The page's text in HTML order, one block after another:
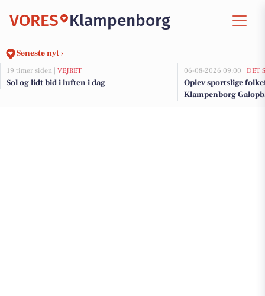
VORES Klampenborg
Seneste nyt ›
19 timer siden | VEJRET
Sol og lidt bid i luften i dag
06-08-2026 09:00 | DET
Oplev sportslige
Klampenborg